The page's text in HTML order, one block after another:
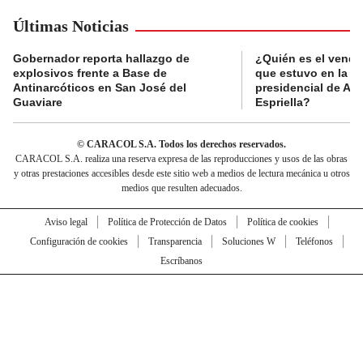
Últimas Noticias
Gobernador reporta hallazgo de
explosivos frente a Base de
Antinarcóticos en San José del
Guaviare
¿Quién es el
que estuvo en la
presidencial de
Espriella?
© CARACOL S.A. Todos los derechos reservados.
CARACOL S.A. realiza una reserva expresa de las reproducciones y usos de las obras
y otras prestaciones accesibles desde este sitio web a medios de lectura mecánica u otros
medios que resulten adecuados.
Aviso legal Política de Protección de Datos
Política de cookies
Configuración de cookies
Transparencia Soluciones W
Teléfonos
Escríbanos